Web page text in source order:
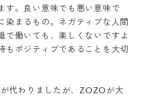
す。良い意味でも悪い意味で
染まるもの。ネガティブな人間
で働いても、楽しくないですよ
もポジティブであることを大切
代わりましたが、ZOZOが大